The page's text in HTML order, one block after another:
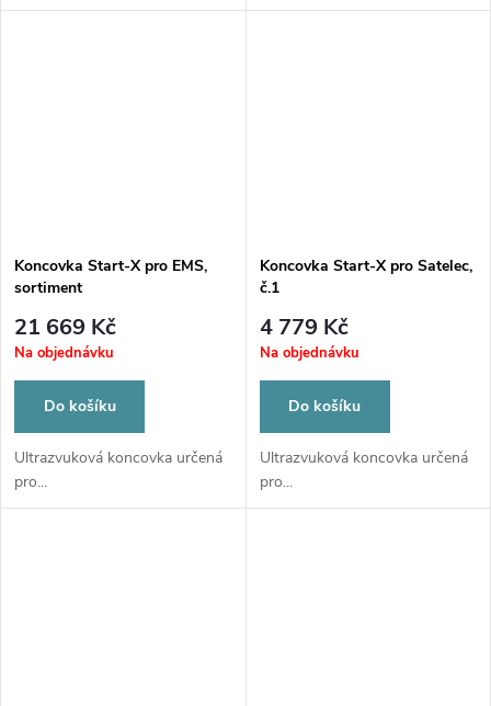
Koncovka Start-X pro EMS,
sortiment
21 669 Kč
Na objednávku
Do košíku
Ultrazvuková koncovka určená
pro...
Koncovka Start-X pro Satelec,
č.1
4 779 Kč
Na objednávku
Do košíku
Ultrazvuková koncovka určená
pro...